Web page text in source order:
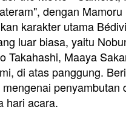
dengan Mamoru
karakter utama
luar biasa, yaitu
Takahashi, Maaya
di atas panggung.
penyambutan
hari acara.